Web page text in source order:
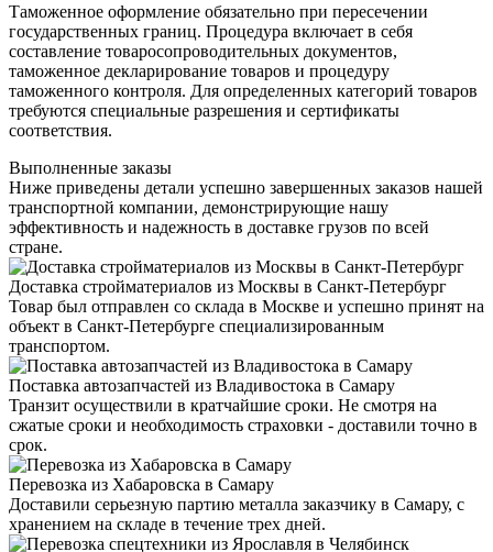
Таможенное оформление обязательно при пересечении
государственных границ. Процедура включает в себя
составление товаросопроводительных документов,
таможенное декларирование товаров и процедуру
таможенного контроля. Для определенных категорий товаров
требуются специальные разрешения и сертификаты
соответствия.
Выполненные заказы
Ниже приведены детали успешно завершенных заказов нашей
транспортной компании, демонстрирующие нашу
эффективность и надежность в доставке грузов по всей
стране.
Доставка стройматериалов из Москвы в Санкт-Петербург
Товар был отправлен со склада в Москве и успешно принят на
объект в Санкт-Петербурге специализированным
транспортом.
Поставка автозапчастей из Владивостока в Самару
Транзит осуществили в кратчайшие сроки. Не смотря на
сжатые сроки и необходимость страховки - доставили точно в
срок.
Перевозка из Хабаровска в Самару
Доставили серьезную партию металла заказчику в Самару, с
хранением на складе в течение трех дней.